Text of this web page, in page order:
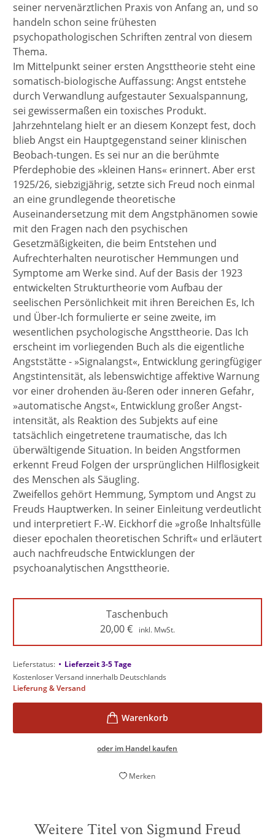
seiner nervenärztlichen Praxis von Anfang an, und so
handeln schon seine frühesten
psychopathologischen Schriften zentral von diesem
Thema.
Im Mittelpunkt seiner ersten Angsttheorie steht eine
somatisch-biologische Auffassung: Angst entstehe
durch Verwandlung aufgestauter Sexualspannung,
sei gewissermaßen ein toxisches Produkt.
Jahrzehntelang hielt er an diesem Konzept fest, doch
blieb Angst ein Hauptgegenstand seiner klinischen
Beobach-tungen. Es sei nur an die berühmte
Pferdephobie des »kleinen Hans« erinnert. Aber erst
1925/26, siebzigjährig, setzte sich Freud noch einmal
an eine grundlegende theoretische
Auseinandersetzung mit dem Angstphänomen sowie
mit den Fragen nach den psychischen
Gesetzmäßigkeiten, die beim Entstehen und
Aufrechterhalten neurotischer Hemmungen und
Symptome am Werke sind. Auf der Basis der 1923
entwickelten Strukturtheorie vom Aufbau der
seelischen Persönlichkeit mit ihren Bereichen Es, Ich
und Über-Ich formulierte er seine zweite, im
wesentlichen psychologische Angsttheorie. Das Ich
erscheint im vorliegenden Buch als die eigentliche
Angststätte - »Signalangst«, Entwicklung geringfügiger
Angstintensität, als lebenswichtige affektive Warnung
vor einer drohenden äu-ßeren oder inneren Gefahr,
»automatische Angst«, Entwicklung großer Angst-
intensität, als Reaktion des Subjekts auf eine
tatsächlich eingetretene traumatische, das Ich
überwältigende Situation. In beiden Angstformen
erkennt Freud Folgen der ursprünglichen Hilflosigkeit
des Menschen als Säugling.
Zweifellos gehört Hemmung, Symptom und Angst zu
Freuds Hauptwerken. In seiner Einleitung verdeutlicht
und interpretiert F.-W. Eickhorf die »große Inhaltsfülle
dieser epochalen theoretischen Schrift« und erläutert
auch nachfreudsche Entwicklungen der
psychoanalytischen Angsttheorie.
Taschenbuch
20,00€ inkl. MwSt.
Lieferstatus: • Lieferzeit 3-5 Tage
Kostenloser Versand innerhalb Deutschlands
Lieferung & Versand
oder im Handel kaufen
Merken
Weitere Titel von Sigmund Freud